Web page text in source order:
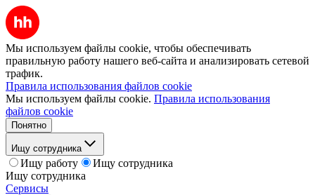
Мы используем файлы cookie, чтобы обеспечивать
правильную работу нашего веб-сайта и анализировать сетевой
трафик.
Правила использования файлов cookie
Мы используем файлы cookie. Правила использования
файлов cookie
Понятно
Ищу сотрудника
Ищу работу
Ищу сотрудника
Ищу сотрудника
Сервисы